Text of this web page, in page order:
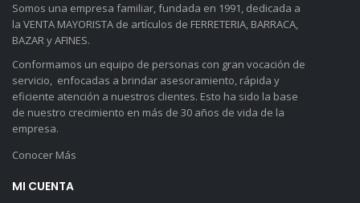
Somos una empresa familiar, fundada en 1991, dedicada a
la VENTA MAYORISTA de artículos de FERRETERIA, BARRACA,
BAZAR y AFINES.
Conformamos un equipo de personas con gran vocación de
servicio, enfocadas a brindar asesoramiento, rápida y
eficiente atención a nuestros clientes. Esto ha sido la base
de nuestro crecimiento en más de 30 años de vida de la
empresa.
Conocer Más
MI CUENTA